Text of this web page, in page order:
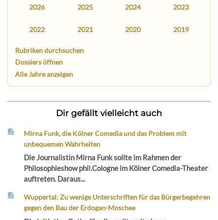
2026 2025 2024 2023
2022 2021 2020 2019
Rubriken durchsuchen
Dossiers öffnen
Alle Jahre anzeigen
Dir gefällt vielleicht auch
Mirna Funk, die Kölner Comedia und das Problem mit
unbequemen Wahrheiten
Die Journalistin Mirna Funk sollte im Rahmen der
Philosophieshow phil.Cologne im Kölner Comedia-Theater
auftreten. Daraus...
Wuppertal: Zu wenige Unterschriften für das Bürgerbegehren
gegen den Bau der Erdogan-Moschee